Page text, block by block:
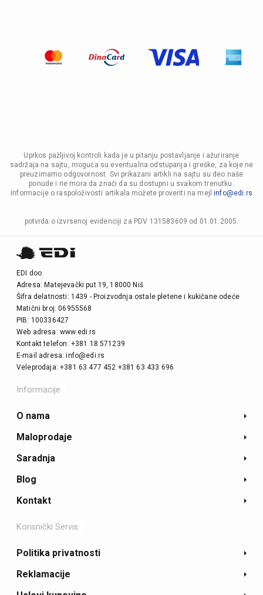
Uprkos pažljivoj kontroli kada je u pitanju postavljanje i ažuriranje
sadržaja na sajtu, moguća su eventualna odstupanja i greške, za koje ne
preuzimamo odgovornost. Svi prikazani artikli na sajtu su deo naše
ponude i ne mora da znači da su dostupni u svakom trenutku.
Informacije o raspoloživosti artikala možete proveriti na mejlinfo@edi.rs
potvrda o izvrsenoj evidenciji za PDV 131583609 od 01.01.2005.
EDI doo
Adresa: Matejevački put 19, 18000 Niš
Šifra delatnosti: 1439 - Proizvodnja ostale pletene i kukičane odeće
Matični broj: 06955568
PIB: 100336427
Web adresa: www.edi.rs
Kontakt telefon: +381 18 571239
E-mail adresa: info@edi.rs
Veleprodaja: +381 63 477 452 +381 63 433 696
Informacije
O nama
Maloprodaje
Saradnja
Blog
Kontakt
Korisnički Servis
Politika privatnosti
Reklamacije